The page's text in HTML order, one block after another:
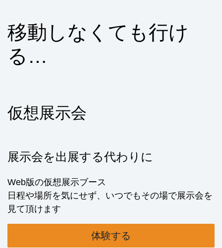
移動しなくても行け
る…
仮想展示会
展示会を出展する代わりに
Web版の仮想展示ブース
日程や場所を気にせず、いつでもその場で展示会を
見て頂けます
体験する